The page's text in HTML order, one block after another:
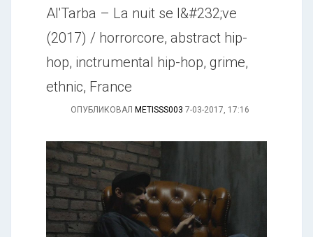
Al'Tarba – La nuit se l&#232;ve
(2017) / horrorcore, abstract hip-
hop, inctrumental hip-hop, grime,
ethnic, France
ОПУБЛИКОВАЛ METISSS003 7-03-2017, 17:16